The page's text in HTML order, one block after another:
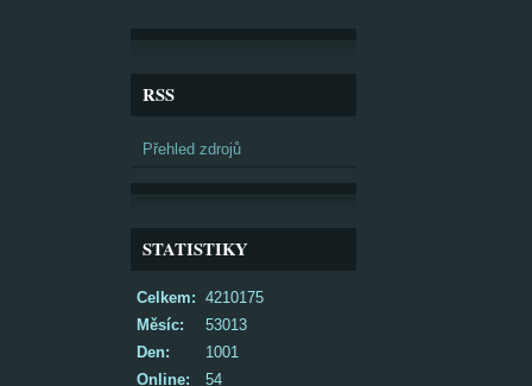
RSS
Přehled zdrojů
STATISTIKY
Online: 54
Celkem: 4210175
Měsíc:
53013
Den:
1001